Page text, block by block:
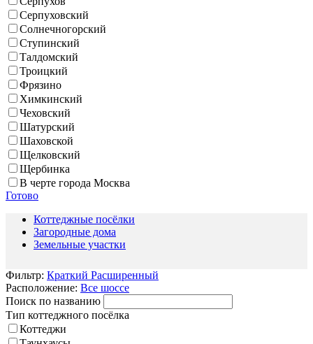
Серпуховский
Солнечногорский
Ступинский
Талдомский
Троицкий
Фрязино
Химкинский
Чеховский
Шатурский
Шаховской
Щелковский
Щербинка
В черте города Москва
Готово
Коттеджные посёлки
Загородные дома
Земельные участки
Фильтр: Краткий Расширенный
Расположение: Все шоссе
Поиск по названию
Тип коттеджного посёлка
Коттеджи